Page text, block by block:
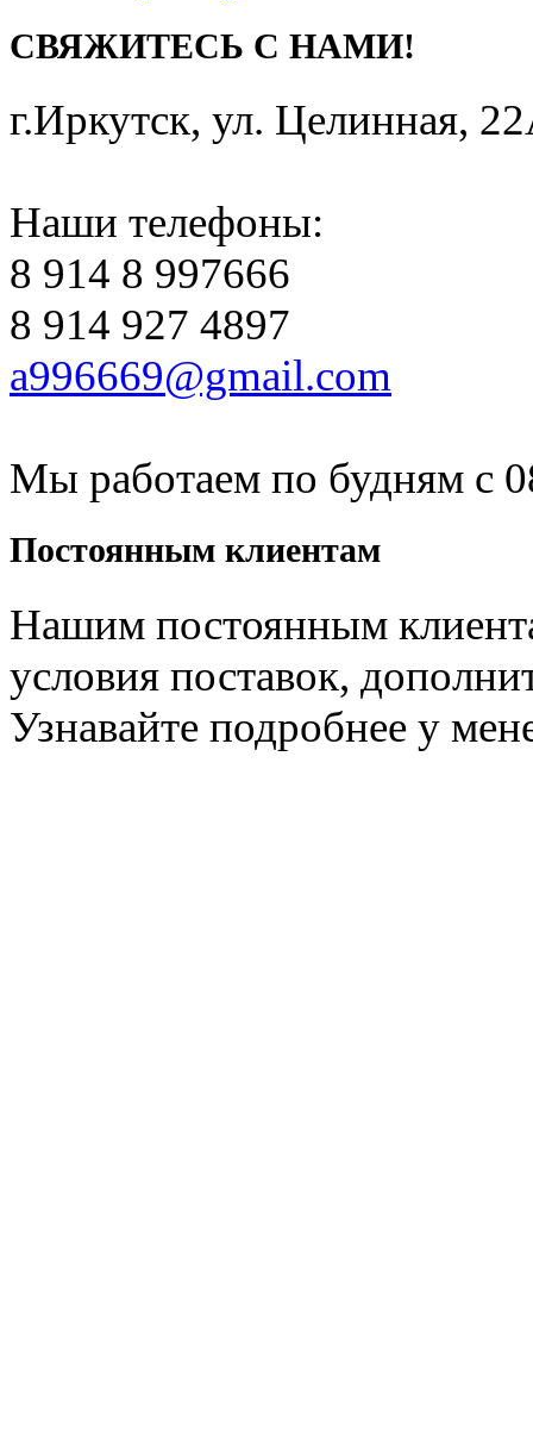
СВЯЖИТЕСЬ С НАМИ!
г.Иркутск, ул. Целинная,
Наши телефоны:
8 914 8 997666
8 914 927 4897
a996669@gmail.com
Мы работаем по будням с
Постоянным клиентам
Нашим постоянным
условия поставок,
Узнавайте подробнее у